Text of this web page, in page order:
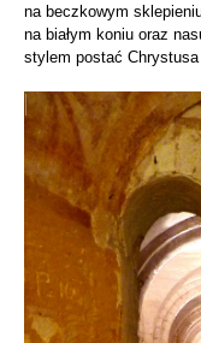
na beczkowym
na białym koniu oraz
stylem postać